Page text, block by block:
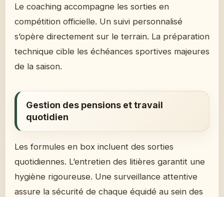
Le coaching accompagne les sorties en
compétition officielle. Un suivi personnalisé
s’opère directement sur le terrain. La préparation
technique cible les échéances sportives majeures
de la saison.
Gestion des pensions et travail
quotidien
Les formules en box incluent des sorties
quotidiennes. L’entretien des litières garantit une
hygiène rigoureuse. Une surveillance attentive
assure la sécurité de chaque équidé au sein des